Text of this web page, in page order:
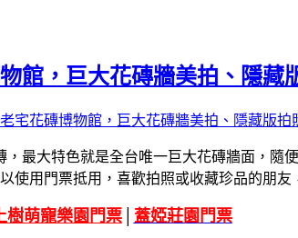
館，巨大花磚牆美拍、隱藏
最大特色就是全台唯一巨大花磚牆面，隨
使用門票抵用，喜歡拍照或收藏珍品的朋友
樹萌寵樂園門票│ 蓋婭莊園門票